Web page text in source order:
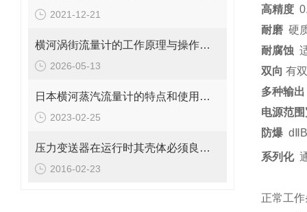
2021-12-21
横河涡街流量计的工作原理与操作要点是什么？
2026-05-13
日本横河蒸汽流量计的特点和使用注意事项
2023-02-25
压力变送器在运行时其壳体必须良好接地
2016-02-23
高精度
耐磨 硬
耐腐蚀
双向 有
多种输出
电源范围
防爆 d
系列化
正常工